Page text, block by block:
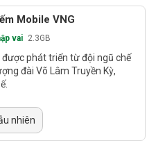
Mobile VNG
vai 2.3GB
được phát triển từ đội ngũ chế
đài Võ Lâm Truyền Kỳ,
nhiên